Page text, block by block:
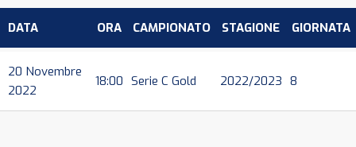
DATA ORA CAMPIONATO STAGIONE GIORNATA
20 Novembre
2022
18:00 Serie C Gold 2022/2023 8